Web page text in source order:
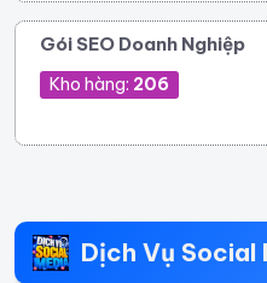
Gói SEO Doanh Nghiệp
Kho hàng: 206
Dịch Vụ Social